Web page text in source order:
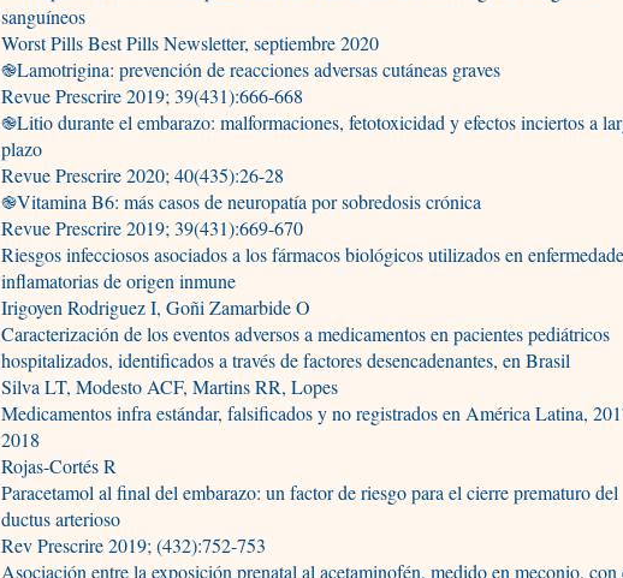
sanguíneos
Worst Pills Best Pills Newsletter, septiembre 2020
֎Lamotrigina: prevención de reacciones adversas cutáneas graves
Revue Prescrire 2019; 39(431):666-668
֎Litio durante el embarazo: malformaciones, fetotoxicidad y efectos inciertos a
plazo
Revue Prescrire 2020; 40(435):26-28
֎Vitamina B6: más casos de neuropatía por sobredosis crónica
Revue Prescrire 2019; 39(431):669-670
Riesgos infecciosos asociados a los fármacos biológicos utilizados en
inflamatorias de origen inmune
Irigoyen Rodriguez I, Goñi Zamarbide O
Caracterización de los eventos adversos a medicamentos en pacientes pediátricos
hospitalizados, identificados a través de factores desencadenantes, en Brasil
Silva LT, Modesto ACF, Martins RR, Lopes
Medicamentos infra estándar, falsificados y no registrados en América Latina,
2018
Rojas-Cortés R
Paracetamol al final del embarazo: un factor de riesgo para el cierre prematuro del
ductus arterioso
Rev Prescrire 2019; (432):752-753
Asociación entre la exposición prenatal al acetaminofén, medido en meconio, con